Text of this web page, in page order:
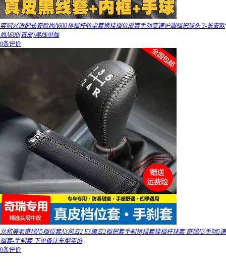
奕则兴适配长安欧尚A600排档杆防尘套换挂挡位皮套手动变速护罩档把球头 3-长安欧
尚A600(真皮)黑线单独
0条评价
允和美老奇瑞A5档位套A3风云2 E3旗云2档把套手刹排挡套挂档杆球套 奇瑞A3手动5速
挡套-手刹套 下单备注车型年份
0条评价